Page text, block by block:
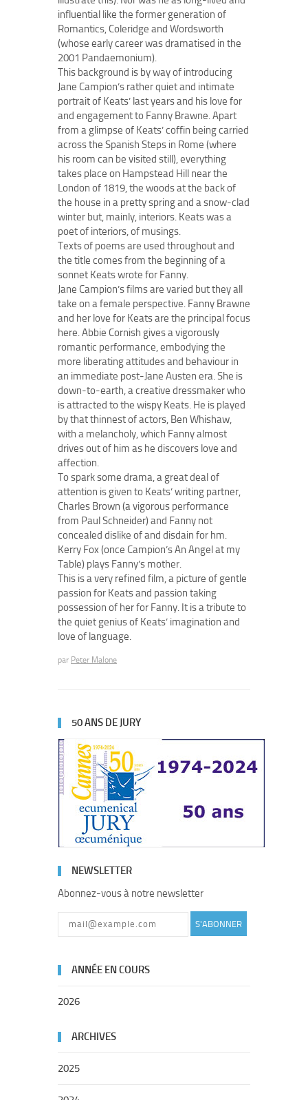
influential like the former generation of
Romantics, Coleridge and Wordsworth
(whose early career was dramatised in the
2001 Pandaemonium).
This background is by way of introducing
Jane Campion’s rather quiet and intimate
portrait of Keats’ last years and his love for
and engagement to Fanny Brawne. Apart
from a glimpse of Keats’ coffin being carried
across the Spanish Steps in Rome (where
his room can be visited still), everything
takes place on Hampstead Hill near the
London of 1819, the woods at the back of
the house in a pretty spring and a snow-clad
winter but, mainly, interiors. Keats was a
poet of interiors, of musings.
Texts of poems are used throughout and
the title comes from the beginning of a
sonnet Keats wrote for Fanny.
Jane Campion’s films are varied but they all
take on a female perspective. Fanny Brawne
and her love for Keats are the principal focus
here. Abbie Cornish gives a vigorously
romantic performance, embodying the
more liberating attitudes and behaviour in
an immediate post-Jane Austen era. She is
down-to-earth, a creative dressmaker who
is attracted to the wispy Keats. He is played
by that thinnest of actors, Ben Whishaw,
with a melancholy, which Fanny almost
drives out of him as he discovers love and
affection.
To spark some drama, a great deal of
attention is given to Keats’ writing partner,
Charles Brown (a vigorous performance
from Paul Schneider) and Fanny not
concealed dislike of and disdain for hm.
Kerry Fox (once Campion’s An Angel at my
Table) plays Fanny’s mother.
This is a very refined film, a picture of gentle
passion for Keats and passion taking
possession of her for Fanny. It is a tribute to
the quiet genius of Keats’ imagination and
love of language.
par Peter Malone
50 ANS DE JURY
NEWSLETTER
Abonnez-vous à notre newsletter
S'ABONNER
ANNÉE EN COURS
2026
ARCHIVES
2025